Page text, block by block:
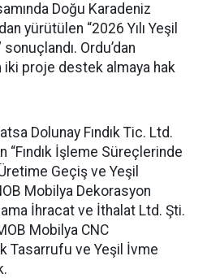
Doğu Karadeniz
yürütülen “2026 Yılı Yeşil
Ordu’dan
proje destek almaya hak
Dolunay Fındık Tic. Ltd.
“Fındık İşleme Süreçlerinde
Geçiş ve Yeşil
Mobilya Dekorasyon
İhracat ve İthalat Ltd. Şti.
Mobilya CNC
Tasarrufu ve Yeşil İvme